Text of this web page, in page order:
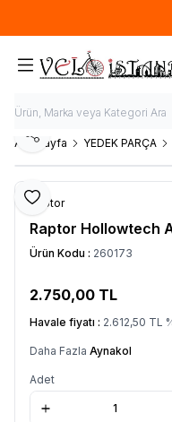
Ana Sayfa YEDEK PARÇA
Favoriye Ekle
Paylaş
Raptor
Raptor Hollowtech
Ürün Kodu : 260173
2.750,00 TL
Havale fiyatı : 2.612,50 TL
Daha Fazla Aynakol
Adet